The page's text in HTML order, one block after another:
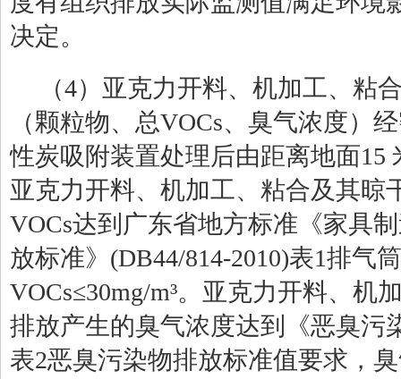
决定。
（4）亚克力开料、机加工、粘
（颗粒物、总VOCs、臭气浓度）
性炭吸附装置处理后由距离地面15
亚克力开料、机加工、粘合及其晾
VOCs达到广东省地方标准《家具
放标准》 (DB44/814-2010)表1排气筒
VOCs≤30mg/m³。亚克力开料、机
排放产生的臭气浓度达到《恶臭污
表2恶臭污染物排放标准值要求，